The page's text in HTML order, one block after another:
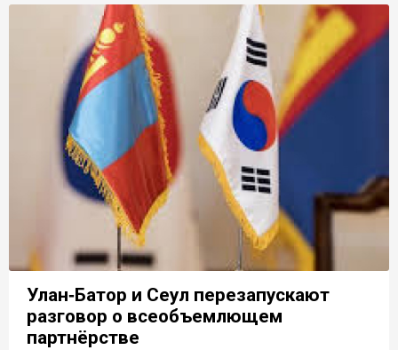
Улан‑Батор и Сеул перезапускают
разговор о всеобъемлющем
партнёрстве